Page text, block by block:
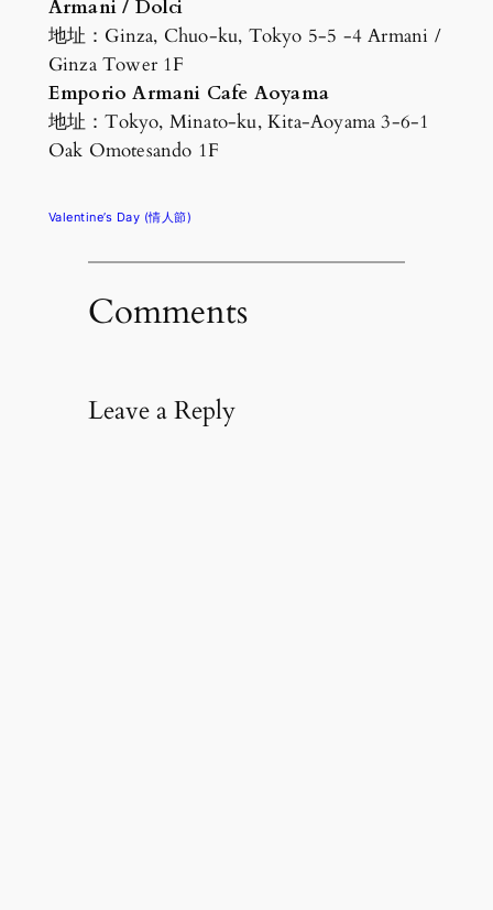
Armani / Dolci
地址：Ginza, Chuo-ku, Tokyo 5-5 -4 Armani /
Ginza Tower 1F
Emporio Armani Cafe Aoyama
地址：Tokyo, Minato-ku, Kita-Aoyama 3-6-1
Oak Omotesando 1F
Valentine’s Day (情人節)
Comments
Leave a Reply